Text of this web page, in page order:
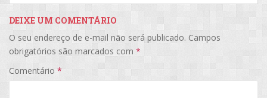
DEIXE UM COMENTÁRIO
O seu endereço de e-mail não será publicado. Campos
obrigatórios são marcados com *
Comentário *